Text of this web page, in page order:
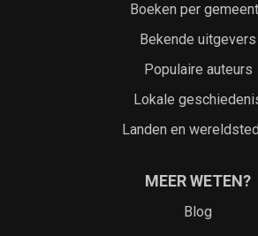
Boeken per
Bekende uitgevers
Populaire auteurs
Lokale
Landen en
MEER WETEN?
Blog